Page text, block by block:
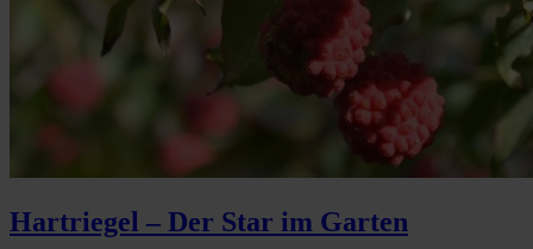
Hartriegel – Der Star im Garten